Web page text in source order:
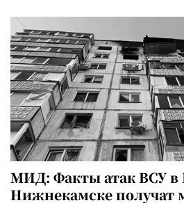
МИД: Факты атак ВСУ в
Нижнекамске получат